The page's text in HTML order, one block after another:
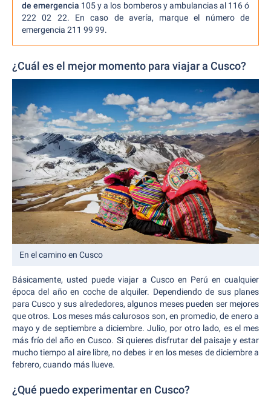
de emergencia 105 y a los bomberos y ambulancias al 116 ó
222 02 22. En caso de avería, marque el número de
emergencia 211 99 99.
¿Cuál es el mejor momento para viajar a Cusco?
En el camino en Cusco
Básicamente, usted puede viajar a Cusco en Perú en cualquier
época del año en coche de alquiler. Dependiendo de sus planes
para Cusco y sus alrededores, algunos meses pueden ser mejores
que otros. Los meses más calurosos son, en promedio, de enero a
mayo y de septiembre a diciembre. Julio, por otro lado, es el mes
más frío del año en Cusco. Si quieres disfrutar del paisaje y estar
mucho tiempo al aire libre, no debes ir en los meses de diciembre a
febrero, cuando más llueve.
¿Qué puedo experimentar en Cusco?